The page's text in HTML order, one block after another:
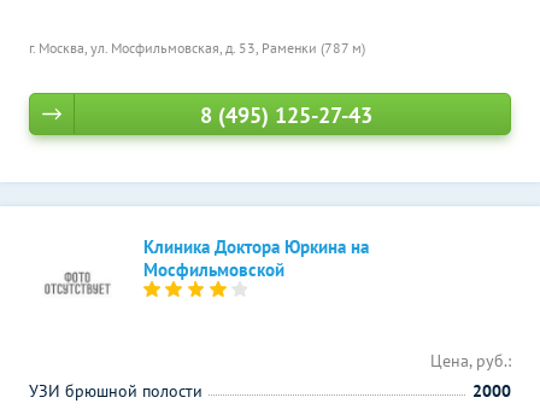
г. Москва, ул. Мосфильмовская, д. 53, Раменки (787 м)
8 (495) 125-27-43
Клиника Доктора Юркина на
Мосфильмовской
Цена, руб.:
УЗИ брюшной полости
2000